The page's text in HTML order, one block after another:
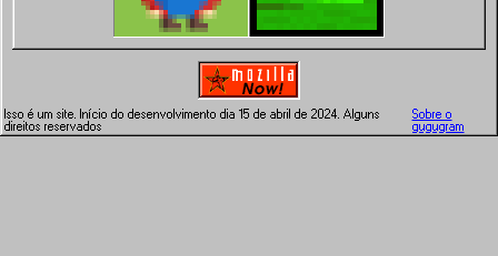
Isso é um site. Início do desenvolvimento dia 15 de abril de 2024. Alguns
direitos reservados
Sobre o
gugugram